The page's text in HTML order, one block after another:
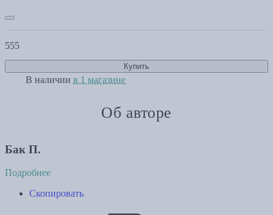
555
Купить
В наличии в 1 магазине
Об авторе
Бак П.
Подробнее
Скопировать